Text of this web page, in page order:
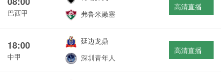
巴西甲
弗鲁米嫩塞
高清直播
18:00
中甲
延边龙鼎
深圳青年人
高清直播